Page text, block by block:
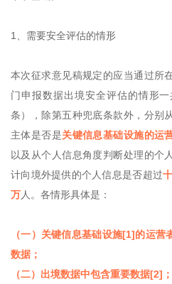
1、需要安全评估的情形
本次征求意见稿规定的应当通过所
门申报数据出境安全评估的情形
条），除第五种兜底条款外，分别
主体是否是关键信息基础设施的运
以及从个人信息角度判断处理的个
计向境外提供的个人信息是否超过
万人。各情形具体是：
（一）关键信息基础设施[1]的运
数据；
（二）出境数据中包含重要数据[2]；